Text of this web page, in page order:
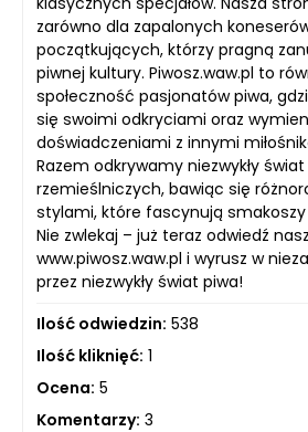
zarówno dla zapalonych
początkujących, którzy pragną
piwnej kultury. Piwosz.waw.pl to
społeczność pasjonatów piwa,
się swoimi odkryciami oraz
doświadczeniami z innymi
Razem odkrywamy niezwykły
rzemieślniczych, bawiąc się
stylami, które fascynują smakoszy
Nie zwlekaj – już teraz odwiedź
www.piwosz.waw.pl i wyrusz w
przez niezwykły świat piwa!
Ilość odwiedzin: 538
Ilość kliknięć: 1
Ocena: 5
Komentarzy: 3